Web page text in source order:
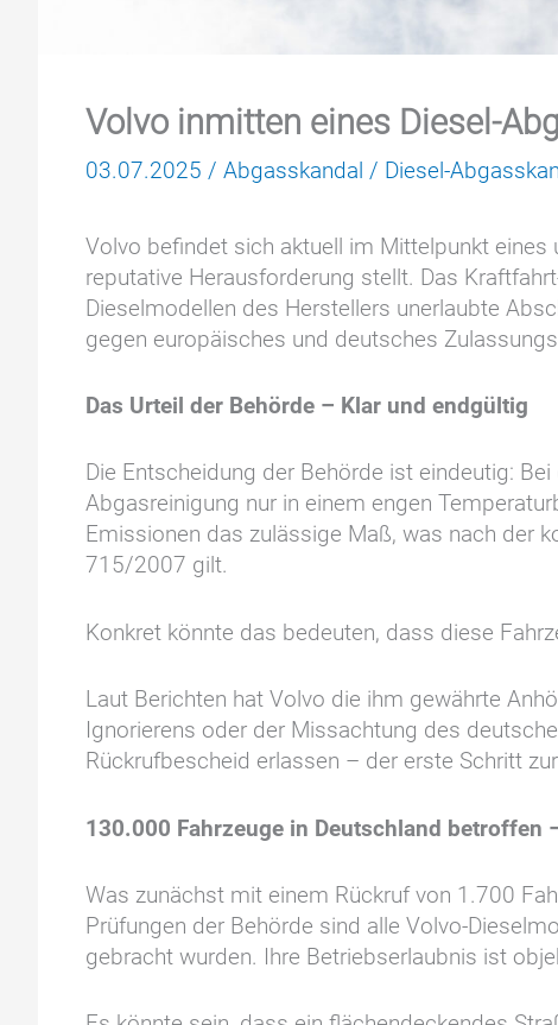
Volvo inmitten eines Diesel-
03.07.2025 / Abgasskandal / Diesel-
Volvo befindet sich aktuell im Mittelpunkt eines
reputative Herausforderung stellt. Das
Dieselmodellen des Herstellers unerlaubte
gegen europäisches und deutsches
Das Urteil der Behörde – Klar und endgültig
Die Entscheidung der Behörde ist eindeutig:
Abgasreinigung nur in einem engen
Emissionen das zulässige Maß, was nach der
715/2007 gilt.
Konkret könnte das bedeuten, dass diese
Laut Berichten hat Volvo die ihm gewährte
Ignorierens oder der Missachtung des
Rückrufbescheid erlassen – der erste Schritt
130.000 Fahrzeuge in Deutschland betroffen
Was zunächst mit einem Rückruf von 1.700
Prüfungen der Behörde sind alle Volvo-
gebracht wurden. Ihre Betriebserlaubnis ist